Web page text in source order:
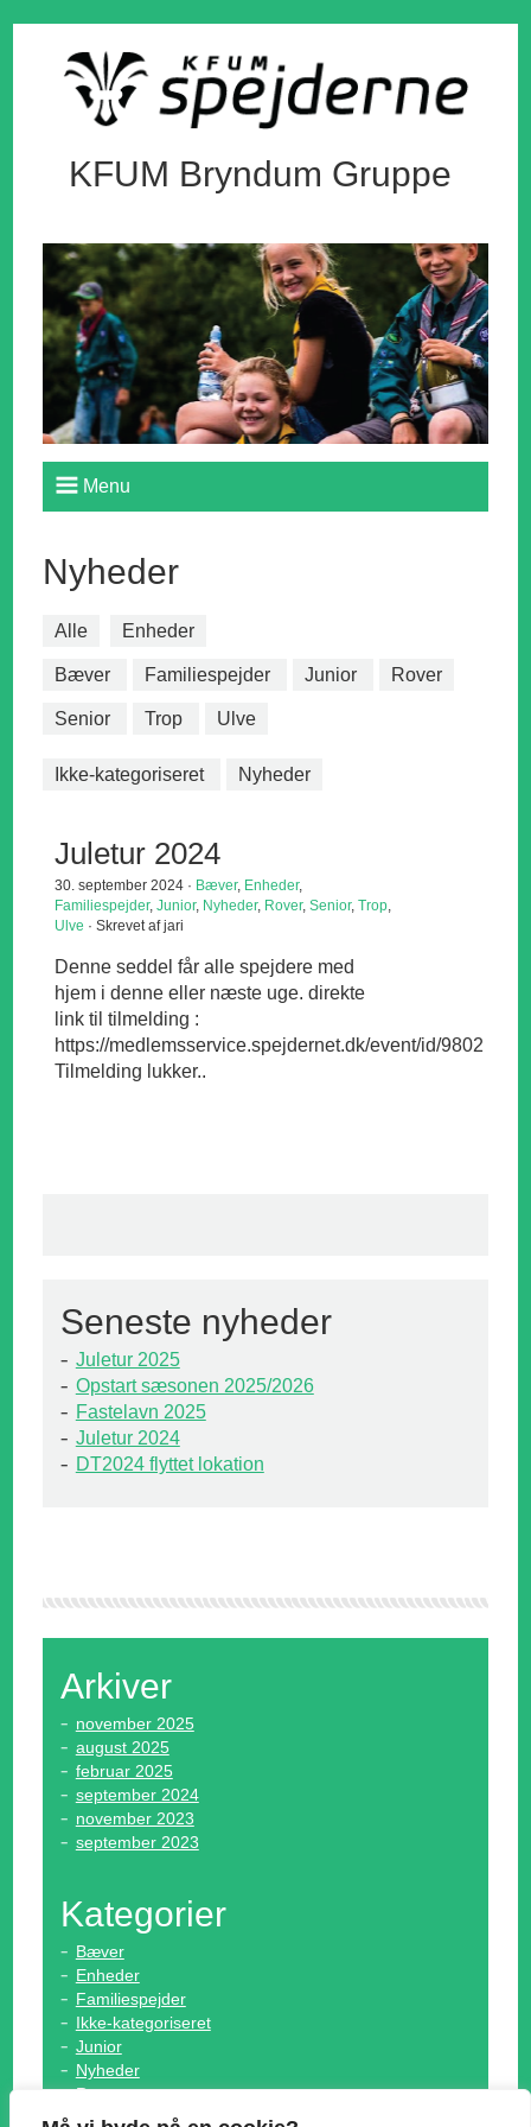
KFUM Bryndum Gruppe
Menu
Nyheder
Alle Enheder
Bæver Familiespejder Junior Rover
Senior Trop Ulve
Ikke-kategoriseret Nyheder
Juletur 2024
30. september 2024 · Bæver, Enheder,
Familiespejder,Junior, Nyheder, Rover,Senior,Trop,
Ulve · Skrevet af jari
Denne seddel får alle spejdere med
hjem i denne eller næste uge. direkte
link til tilmelding :
https://medlemsservice.spejdernet.dk/event/id/9802
Tilmelding lukker..
Seneste nyheder
Juletur 2025
Opstart sæsonen 2025/2026
Fastelavn 2025
Juletur 2024
DT2024 flyttet lokation
Arkiver
november 2025
august 2025
februar 2025
september 2024
november 2023
september 2023
Kategorier
Bæver
Enheder
Familiespejder
Ikke-kategoriseret
Junior
Nyheder
Rover
Senior